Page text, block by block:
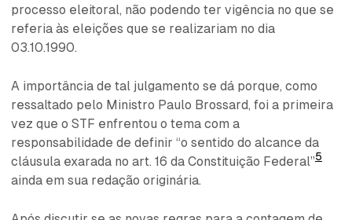
processo eleitoral, não podendo ter vigência no que se
referia às eleições que se realizariam no dia
03.10.1990.
A importância de tal julgamento se dá porque, como
ressaltado pelo Ministro Paulo Brossard, foi a primeira
vez que o STF enfrentou o tema com a
responsabilidade de definir “o sentido do alcance da
cláusula exarada no art. 16 da Constituição Federal”5
ainda em sua redação originária.